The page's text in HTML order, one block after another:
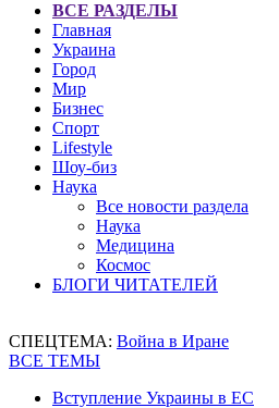
ВСЕ РАЗДЕЛЫ
Главная
Украина
Город
Мир
Бизнес
Спорт
Lifestyle
Шоу-биз
Наука
Все новости раздела
Наука
Медицина
Космос
БЛОГИ ЧИТАТЕЛЕЙ
СПЕЦТЕМА: Война в Иране
ВСЕ ТЕМЫ
Вступление Украины в ЕС